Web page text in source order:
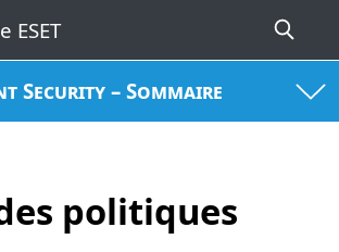
Security – Sommaire
politiques